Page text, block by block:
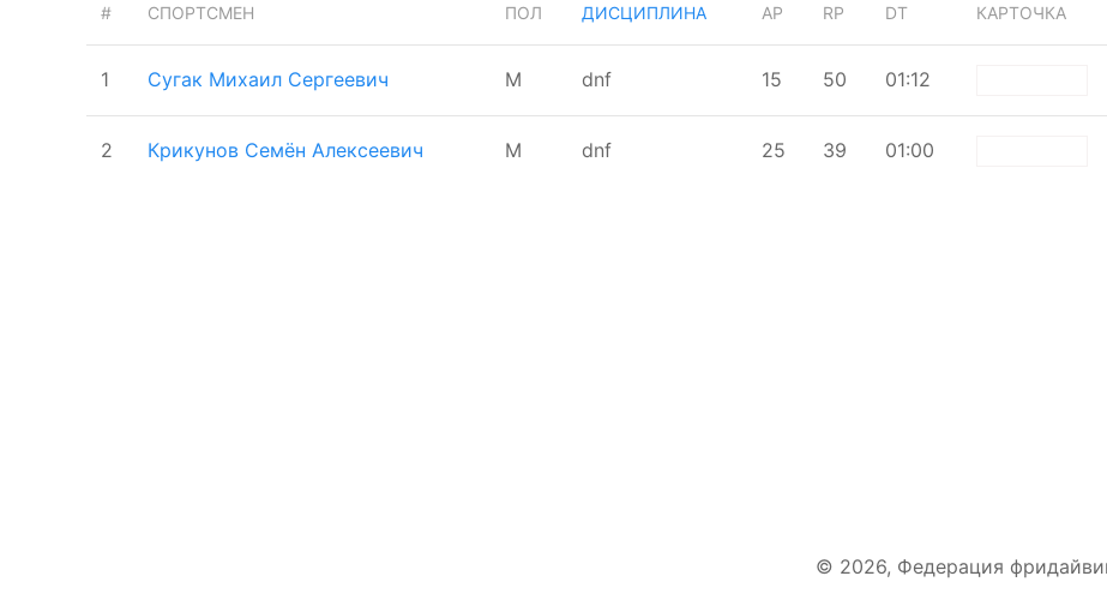
# СПОРТСМЕН ПОЛ ДИСЦИПЛИНА AP RP DT КАРТОЧКА
1 Сугак Михаил Сергеевич М dnf 15 50 01:12
2 Крикунов Семён Алексеевич М dnf 25 39 01:00
© 2026, Федерация